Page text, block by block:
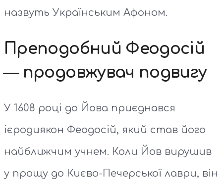
назвуть Українським Афоном.
Преподобний Феодосій
— продовжувач подвигу
У 1608 році до Йова приєднався
ієродиякон Феодосій, який став його
найближчим учнем. Коли Йов вирушив
у прощу до Києво-Печерської лаври, він